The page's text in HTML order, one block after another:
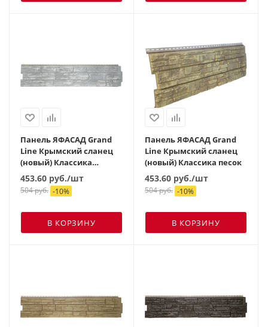
Панель ЯФАСАД Grand
Line Крымский сланец
(новый) Классика
серебро
453.60 руб./шт
504руб. -10%
В КОРЗИНУ
Панель ЯФАСАД Grand
Line Крымский сланец
(новый) Классика песок
453.60 руб./шт
504руб. -10%
В КОРЗИНУ